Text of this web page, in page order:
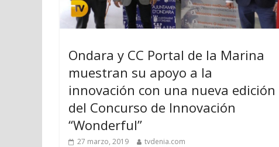
Ondara y CC Portal de la Marina
muestran su apoyo a la
innovación con una nueva edición
del Concurso de Innovación
“Wonderful”
27 marzo, 2019 tvdenia.com